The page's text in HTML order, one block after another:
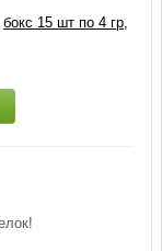
,бокс 15 шт по 4 гр